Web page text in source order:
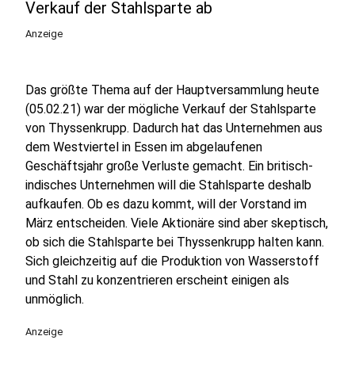
Verkauf der Stahlsparte ab
Anzeige
Das größte Thema auf der Hauptversammlung heute
(05.02.21) war der mögliche Verkauf der Stahlsparte
von Thyssenkrupp. Dadurch hat das Unternehmen aus
dem Westviertel in Essen im abgelaufenen
Geschäftsjahr große Verluste gemacht. Ein britisch-
indisches Unternehmen will die Stahlsparte deshalb
aufkaufen. Ob es dazu kommt, will der Vorstand im
März entscheiden. Viele Aktionäre sind aber skeptisch,
ob sich die Stahlsparte bei Thyssenkrupp halten kann.
Sich gleichzeitig auf die Produktion von Wasserstoff
und Stahl zu konzentrieren erscheint einigen als
unmöglich.
Anzeige